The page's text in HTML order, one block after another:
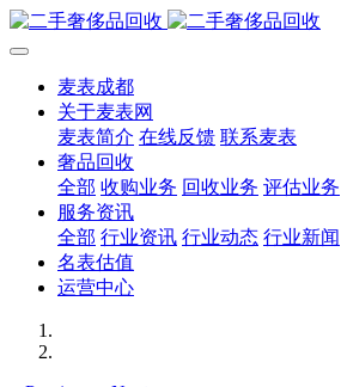
麦表成都
关于麦表网
麦表简介 在线反馈 联系麦表
奢品回收
全部 收购业务 回收业务 评估业务
服务资讯
全部 行业资讯 行业动态 行业新闻
名表估值
运营中心